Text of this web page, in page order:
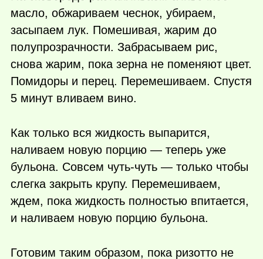
масло, обжариваем чеснок, убираем,
засыпаем лук. Помешивая, жарим до
полупрозрачности. Забрасываем рис,
снова жарим, пока зерна не поменяют цвет.
Помидоры и перец. Перемешиваем. Спустя
5 минут вливаем вино.
Как только вся жидкость выпарится,
наливаем новую порцию — теперь уже
бульона. Совсем чуть-чуть — только чтобы
слегка закрыть крупу. Перемешиваем,
ждем, пока жидкость полностью впитается,
и наливаем новую порцию бульона.
Готовим таким образом, пока ризотто не